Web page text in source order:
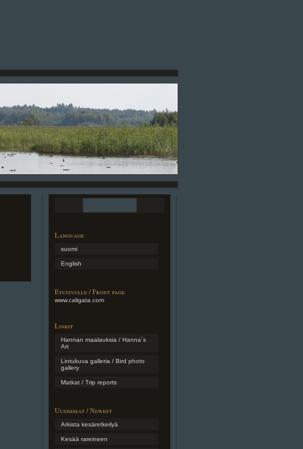
Language
suomi
English
Etusivulle / Front page
www.caligata.com
Linkit
Hannan maalauksia / Hanna´s
Art
Lintukuva galleria / Bird photo
gallery
Matkat / Trip reports
Uusimmat / Newest
Arkista kesäretkeilyä
Kesää rareineen